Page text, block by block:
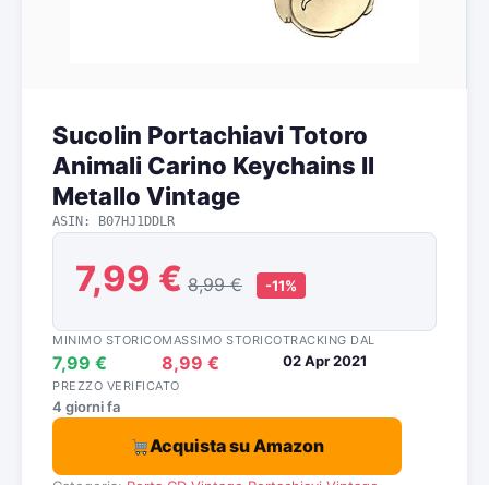
Sucolin Portachiavi Totoro
Animali Carino Keychains Il
Metallo Vintage
ASIN: B07HJ1DDLR
7,99 € 8,99 € -11%
MINIMO STORICO
7,99 €
MASSIMO STORICO
8,99 €
TRACKING DAL
02 Apr 2021
PREZZO VERIFICATO
4 giorni fa
Acquista su Amazon